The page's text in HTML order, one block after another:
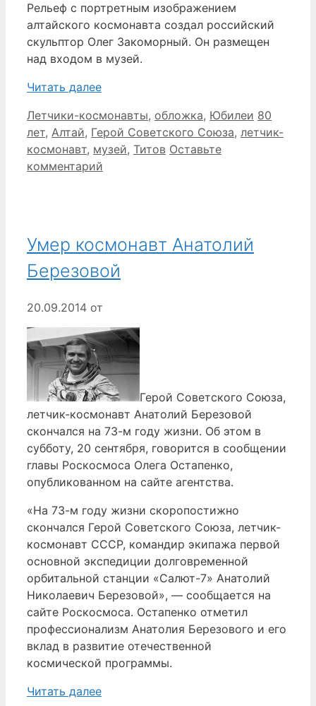
Рельеф с портретным изображением
алтайского космонавта создал российский
скульптор Олег Закоморный. Он размещен
над входом в музей.
Читать далее
Рубрики
Летчики-космонавты, обложка, Юбилеи Метки
80
лет, Алтай, Герой Советского Союза, летчик-
космонавт, музей, Титов Оставьте
комментарий
Умер космонавт Анатолий
Березовой
20.09.2014 от
Герой Советского Союза,
летчик-космонавт Анатолий Березовой
скончался на 73-м году жизни. Об этом в
субботу, 20 сентября, говорится в сообщении
главы Роскосмоса Олега Остапенко,
опубликованном на сайте агентства.
«На 73-м году жизни скоропостижно
скончался Герой Советского Союза, летчик-
космонавт СССР, командир экипажа первой
основной экспедиции долговременной
орбитальной станции «Салют-7» Анатолий
Николаевич Березовой», — сообщается на
сайте Роскосмоса. Остапенко отметил
профессионализм Анатолия Березового и его
вклад в развитие отечественной
космической программы.
Читать далее